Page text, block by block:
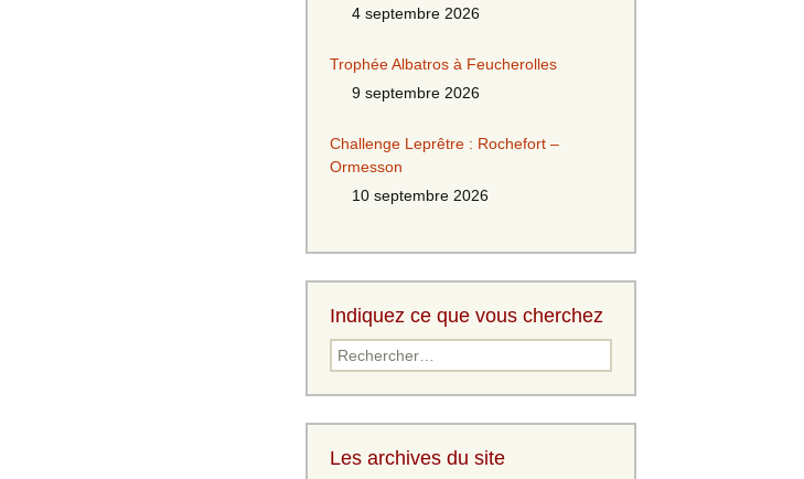
4 septembre 2026
Trophée Albatros à Feucherolles
9 septembre 2026
Challenge Leprêtre : Rochefort –
Ormesson
10 septembre 2026
Indiquez ce que vous cherchez
Les archives du site